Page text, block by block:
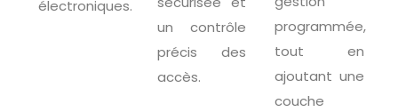
électroniques.
un contrôle
précis des
accès.
programmée,
tout en
ajoutant une
couche